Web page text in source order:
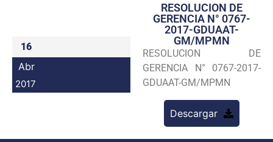
Transparencia
Seguridad
Programas
16
Abr
2017
RESOLUCION DE
GERENCIA N° 0767-
2017-GDUAAT-
GM/MPMN
RESOLUCION DE
GERENCIA N° 0767-2017-
GDUAAT-GM/MPMN
Descargar